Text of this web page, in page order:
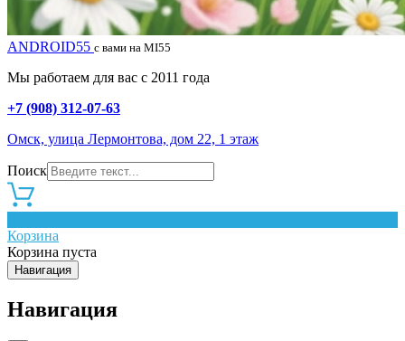
ANDROID55 с вами на MI55
Мы работаем для вас с 2011 года
+7 (908) 312-07-63
Омск, улица Лермонтова, дом 22, 1 этаж
Поиск
Корзина
Корзина пуста
Навигация
Навигация